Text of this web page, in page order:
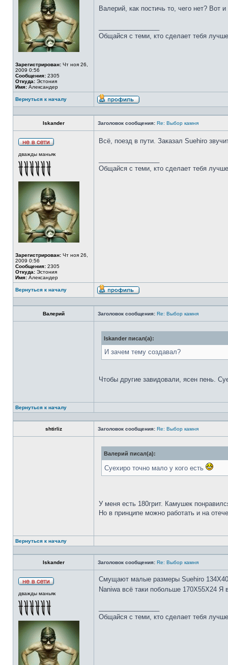
Зарегистрирован: Чт ноя 26,
2009 0:56
Сообщения: 2305
Откуда: Эстония
Имя: Александер
Валерий, как постичь то, чего нет? Вот
Общайся с теми, кто сделает тебя
Вернуться к началу
Iskander Заголовок сообщения: Re: Выбор камня
дважды маньяк
Зарегистрирован: Чт ноя 26,
2009 0:56
Сообщения: 2305
Откуда: Эстония
Имя: Александер
Всё, поезд в пути. Заказал Suehiro
Общайся с теми, кто сделает тебя
Вернуться к началу
Валерий Заголовок сообщения: Re: Выбор камня
Iskander писал(а):
И зачем тему создавал?
Чтобы другие завидовали, ясен пень.
Вернуться к началу
shtirliz Заголовок сообщения: Re: Выбор камня
Валерий писал(а):
Суехиро точно мало у кого есть
У меня есть 180грит. Камушек
Но в принципе можно работать и на
Вернуться к началу
Iskander Заголовок сообщения: Re: Выбор камня
дважды маньяк
Смущают малые размеры Suehiro
Naniwa всё таки побольше 170Х55Х24 Я
Общайся с теми, кто сделает тебя